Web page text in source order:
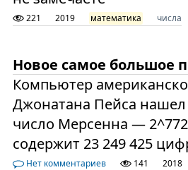
221 2019 математика числа
Новое самое большое
Компьютер
Джонатана Пейса нашел
число Мерсенна —
содержит 23 249 425
Нет комментариев 141 2018